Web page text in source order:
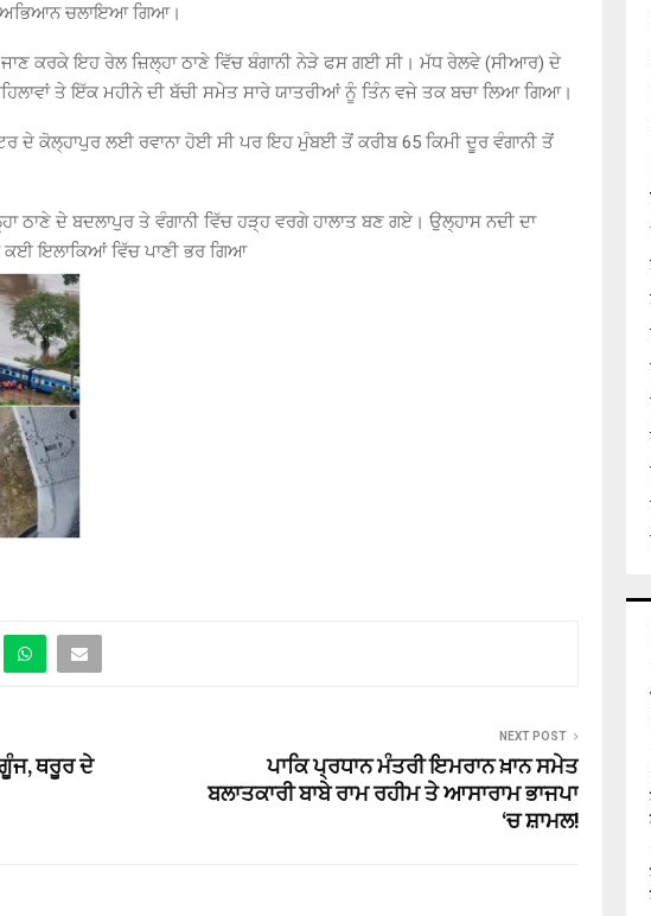
ਚਲਾਇਆ ਗਿਆ।
ਜਾਣ ਕਰਕੇ ਇਹ ਰੇਲ ਜ਼ਿਲ੍ਹਾ ਠਾਣੇ ਵਿੱਚ ਬੰਗਾਨੀ ਨੇੜੇ ਫਸ ਗਈ ਸੀ। ਮੱਧ ਰੇਲਵੇ (ਸੀਆਰ) ਦੇ
ਤੇ ਇੱਕ ਮਹੀਨੇ ਦੀ ਬੱਚੀ ਸਮੇਤ ਸਾਰੇ ਯਾਤਰੀਆਂ ਨੂੰ ਤਿੰਨ ਵਜੇ ਤਕ ਬਚਾ ਲਿਆ ਗਿਆ।
ਦੇ ਕੋਲ੍ਹਾਪੁਰ ਲਈ ਰਵਾਨਾ ਹੋਈ ਸੀ ਪਰ ਇਹ ਮੁੰਬਈ ਤੋਂ ਕਰੀਬ 65 ਕਿਮੀ ਦੂਰ ਵੰਗਾਨੀ ਤੋਂ
ਠਾਣੇ ਦੇ ਬਦਲਾਪੁਰ ਤੇ ਵੰਗਾਨੀ ਵਿੱਚ ਹੜ੍ਹ ਵਰਗੇ ਹਾਲਾਤ ਬਣ ਗਏ। ਉਲ੍ਹਾਸ ਨਦੀ ਦਾ
ਇਲਾਕਿਆਂ ਵਿੱਚ ਪਾਣੀ ਭਰ ਗਿਆ
ਥਰੂਰ ਦੇ
NEXT POST
ਪਾਕਿ ਪ੍ਰਧਾਨ ਮੰਤਰੀ ਇਮਰਾਨ ਖ਼ਾਨ ਸਮੇਤ
ਬਲਾਤਕਾਰੀ ਬਾਬੇ ਰਾਮ ਰਹੀਮ ਤੇ ਆਸਾਰਾਮ ਭਾਜਪਾ
‘ਚ ਸ਼ਾਮਲ!